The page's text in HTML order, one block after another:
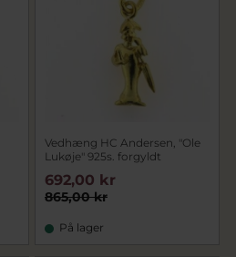
Vedhæng HC Andersen, "Ole
Lukøje" 925s. forgyldt
865,00 kr
692,00 kr
På lager